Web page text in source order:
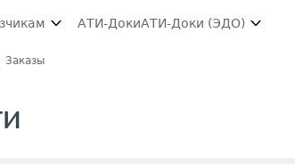
АТИ-ДокиАТИ-Доки (ЭДО)
Заказы